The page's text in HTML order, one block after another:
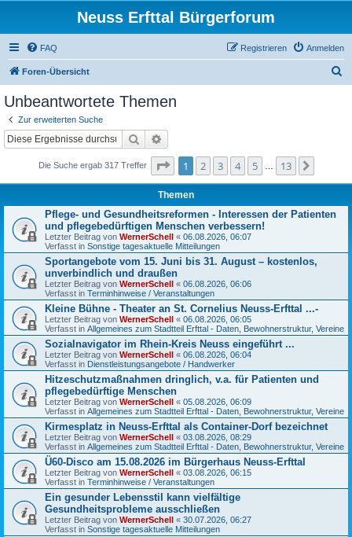
Neuss Erfttal Bürgerforum
FAQ Anmelden
Registrieren
Foren-Übersicht
Unbeantwortete Themen
Zur erweiterten Suche
Suche
Die Suche ergab 317 Treffer Seite von
1 2 3 4 5 13
Themen
Pflege- und Gesundheitsreformen - Interessen der Patienten
und pflegebedürftigen Menschen verbessern!
Letzter Beitrag von WernerSchell « 06.08.2026, 06:07
Verfasst in Sonstige tagesaktuelle Mitteilungen
Sportangebote vom 15. Juni bis 31. August – kostenlos,
unverbindlich und draußen
Letzter Beitrag von WernerSchell « 06.08.2026, 06:06
Verfasst in Terminhinweise / Veranstaltungen
Kleine Bühne - Theater an St. Cornelius Neuss-Erfttal ...-
Letzter Beitrag von WernerSchell « 06.08.2026, 06:05
Verfasst in Allgemeines zum Stadtteil Erfttal - Daten, Bewohnerstruktur, Vereine
Sozialnavigator im Rhein-Kreis Neuss eingeführt ...
Letzter Beitrag von WernerSchell « 06.08.2026, 06:04
Verfasst in Dienstleistungsangebote / Handwerker
Hitzeschutzmaßnahmen dringlich, v.a. für Patienten und
pflegebedürftige Menschen
Letzter Beitrag von WernerSchell « 05.08.2026, 06:09
Verfasst in Allgemeines zum Stadtteil Erfttal - Daten, Bewohnerstruktur, Vereine
Kirmesplatz in Neuss-Erfttal als Container-Dorf bezeichnet
Letzter Beitrag von WernerSchell « 03.08.2026, 08:29
Verfasst in Allgemeines zum Stadtteil Erfttal - Daten, Bewohnerstruktur, Vereine
Ü60-Disco am 15.08.2026 im Bürgerhaus Neuss-Erfttal
Letzter Beitrag von WernerSchell « 03.08.2026, 06:15
Verfasst in Terminhinweise / Veranstaltungen
Ein gesunder Lebensstil kann vielfältige
Gesundheitsprobleme ausschließen
Letzter Beitrag von WernerSchell « 30.07.2026, 06:27
Verfasst in Sonstige tagesaktuelle Mitteilungen